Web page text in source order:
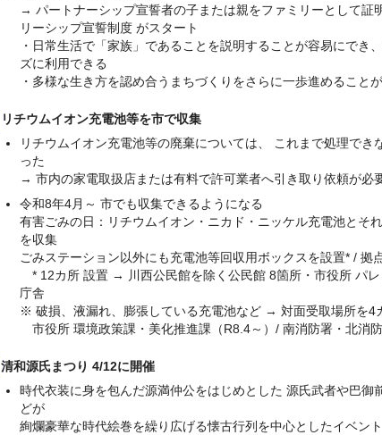
→ パートナーシップ宣誓者の子または親をファミリーとして証
リーシップ宣誓制度 がスタート
・日常生活で「家族」であることを説明することが容易にでき
ズに利用できる
・多様な生き方を認め合うまちづくりをさらに一歩進めること
リチウムイオン充電池等を市で収集
リチウムイオン充電池等の廃棄については、 これまで処理で
った
→ 市内の家電取扱店または有料で許可業者へ引き取り依頼が必
令和8年4月～ 市でも収集できるようになる
有害ごみの日：リチウムイオン・ニカド・ニッケル充電池とそ
を収集
ごみステーション以外にも充電池等回収用ボックスを設置* / 拠
* 12カ所 設置 → 川西公民館を除く公民館 8箇所・市役所 パ
庁舎
※ 破損、液漏れ、膨張している充電池など → 対面受取場所を4
市役所 環境政策課・美化推進課（R8.4～）/ 南消防署・北消防
清和源氏まつり 4/12に開催
時代衣装に身を包んだ源満仲公をはじめとした 源氏武者や巴御
どが
絢爛豪華な時代絵巻を繰り広げる懐古行列を中心としたイベント